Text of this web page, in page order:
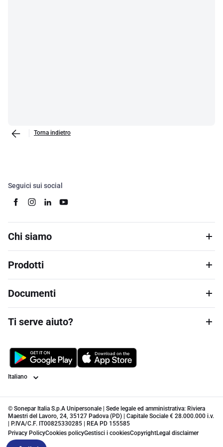
Torna indietro
Seguici sui social
Chi siamo
Prodotti
Documenti
Ti serve aiuto?
Lingua
© Sonepar Italia S.p.A Unipersonale | Sede legale ed amministrativa: Riviera
Maestri del Lavoro, 24, 35127 Padova (PD) | Capitale Sociale € 28.000.000 i.v.
| P.IVA/C.F. IT00825330285 | REA PD 155585
Privacy PolicyCookies policyGestisci i cookiesCopyrightLegal disclaimer